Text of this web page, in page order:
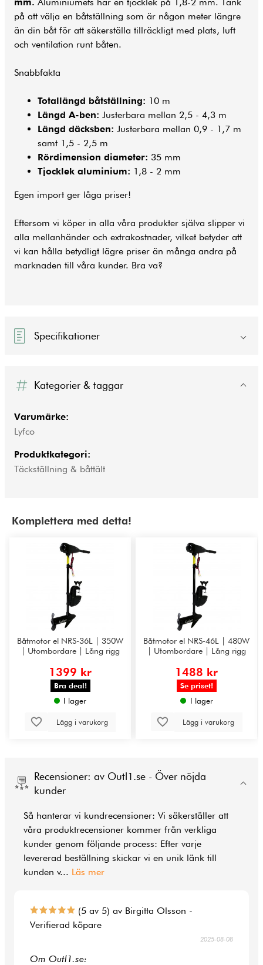
på att välja en båtställning som är någon meter längre
än din båt för att säkerställa tillräckligt med plats, luft
och ventilation runt båten.
Snabbfakta
Totallängd båtställning: 10 m
Längd A-ben: Justerbara mellan 2,5 - 4,3 m
Längd däcksben: Justerbara mellan 0,9 - 1,7 m
samt 1,5 - 2,5 m
Rördimension diameter: 35 mm
Tjocklek aluminium: 1,8 - 2 mm
Egen import ger låga priser!
Eftersom vi köper in alla våra produkter själva slipper vi
alla mellanhänder och extrakostnader, vilket betyder att
vi kan hålla betydligt lägre priser än många andra på
marknaden till våra kunder. Bra va?
Specifikationer
Kategorier & taggar
Varumärke:
Lyfco
Produktkategori:
Täckställning & båttält
Komplettera med detta!
Båtmotor el NRS-36L | 350W
| Utombordare | Lång rigg
1399 kr
Bra deal!
I lager
Lägg i varukorg
Båtmotor el NRS-46L | 480W
| Utombordare | Lång rigg
1488 kr
Se priset!
I lager
Lägg i varukorg
Recensioner: av Outl1.se - Över nöjda
kunder
Så hanterar vi kundrecensioner: Vi säkerställer att
våra produktrecensioner kommer från verkliga
kunder genom följande process: Efter varje
levererad beställning skickar vi en unik länk till
kunden v... Läs mer
(5 av 5) av Birgitta Olsson -
Verifierad köpare
2025-08-08
Om Outl1.se: